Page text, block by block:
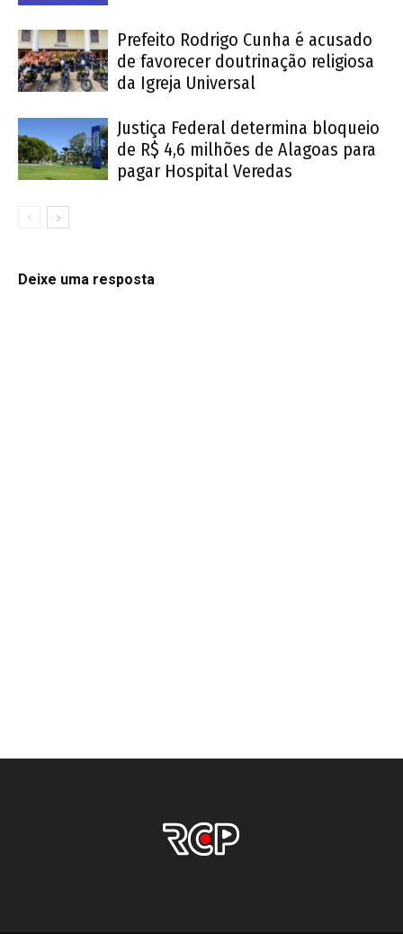
Prefeito Rodrigo Cunha é acusado
de favorecer doutrinação religiosa
da Igreja Universal
Justiça Federal determina bloqueio
de R$ 4,6 milhões de Alagoas para
pagar Hospital Veredas
Deixe uma resposta